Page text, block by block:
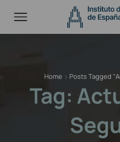
Home Posts Tagged
Tag: